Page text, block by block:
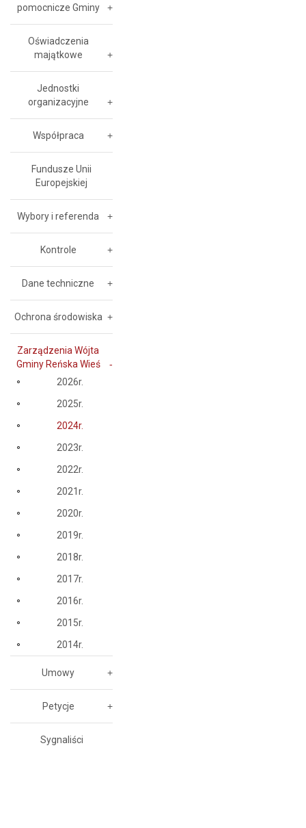
pomocnicze Gminy
Oświadczenia
majątkowe
Jednostki
organizacyjne
Współpraca
Fundusze Unii
Europejskiej
Wybory i referenda
Kontrole
Dane techniczne
Ochrona środowiska
Zarządzenia Wójta
Gminy Reńska Wieś
2026r.
2025r.
2024r.
2023r.
2022r.
2021r.
2020r.
2019r.
2018r.
2017r.
2016r.
2015r.
2014r.
Umowy
Petycje
Sygnaliści